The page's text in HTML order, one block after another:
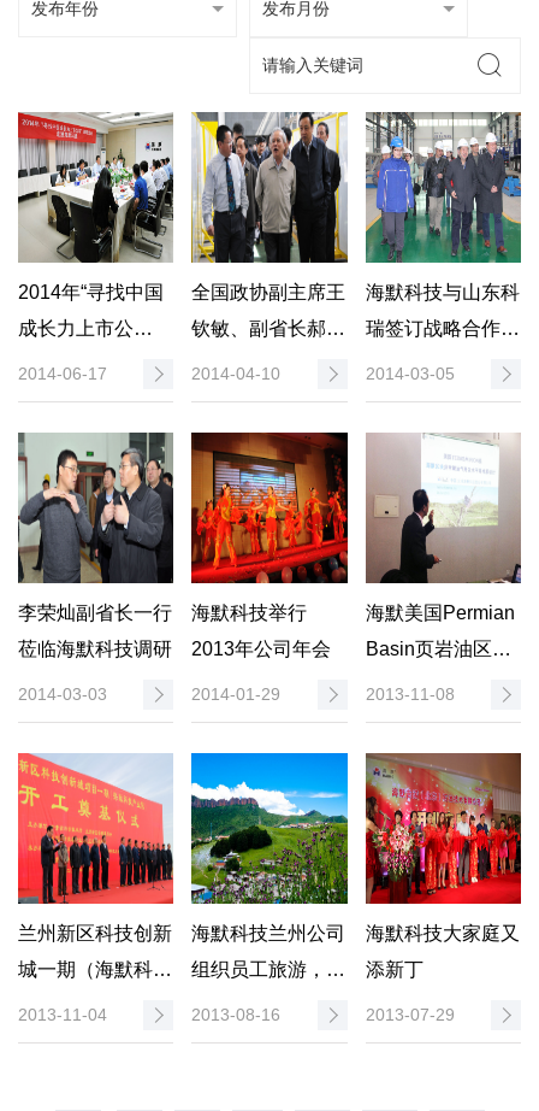
2014年“寻找中国
成长力上市公
司”调研活动——
走进海默篇
2014-06-17
全国政协副主席王
钦敏、副省长郝远
一行莅临海默科技
调研
2014-04-10
海默科技与山东科
瑞签订战略合作框
架协议
2014-03-05
李荣灿副省长一行
莅临海默科技调研
2014-03-03
海默科技举行
2013年公司年会
2014-01-29
海默美国Permian
Basin页岩油区块
开发项目研讨会
2013-11-08
兰州新区科技创新
城一期（海默科技
产业园）开工奠基
2013-11-04
海默科技兰州公司
组织员工旅游，提
升企业文化
2013-08-16
海默科技大家庭又
添新丁
2013-07-29